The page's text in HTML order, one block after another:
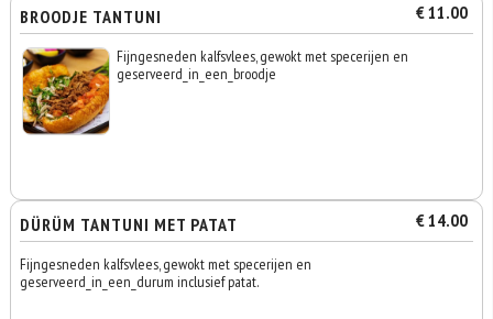
BROODJE TANTUNI € 11.00
Fijngesneden kalfsvlees, gewokt met specerijen en
geserveerd_in_een_broodje
DÜRÜM TANTUNI MET PATAT € 14.00
Fijngesneden kalfsvlees, gewokt met specerijen en
geserveerd_in_een_durum inclusief patat.